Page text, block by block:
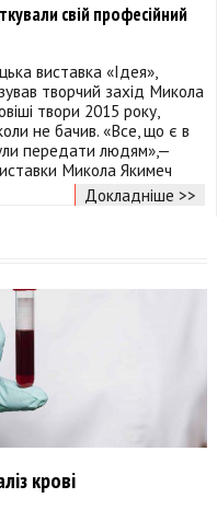
свій професійний
виставка «Ідея»,
творчий захід Микола
твори 2015 року,
не бачив. «Все, що є в
передати людям»,—
Микола Якимеч
Докладніше >>
крові